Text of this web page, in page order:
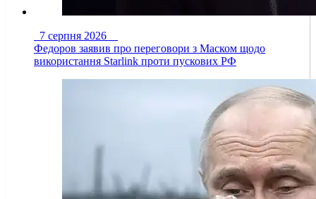
7 серпня 2026
Федоров заявив про переговори з Маском щодо
використання Starlink проти пускових РФ